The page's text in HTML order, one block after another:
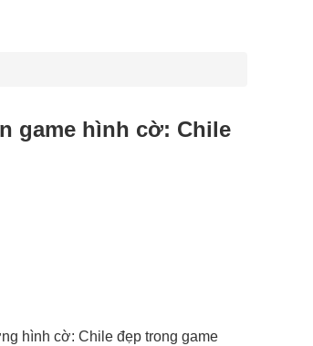
game hình cờ: Chile
hình cờ: Chile đẹp trong game